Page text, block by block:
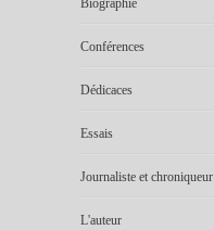
Conférences
Dédicaces
Essais
Journaliste et chroniqueur
L'auteur